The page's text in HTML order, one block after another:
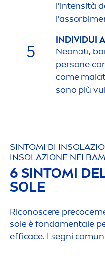
l'intensità
l'assorbi
5
INDIVIDUI
Neonati,
persone
come
sono più
SINTOMI DI
INSOLAZIONE NEI
6 SINTOMI
SOLE
Riconoscere precoce
sole è fondamentale
efficace. I segni